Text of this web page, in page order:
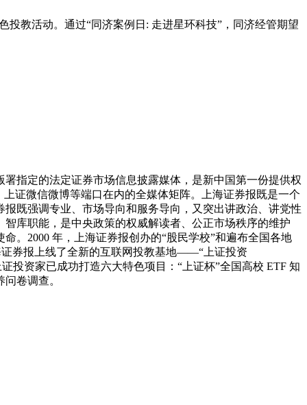
教活动。通过“同济案例日: 走进星环科技”，同济经管期望
指定的法定证券市场信息披露媒体，是新中国第一份提供权
证微信微博等端口在内的全媒体矩阵。上海证券报既是一个
既强调专业、市场导向和服务导向，又突出讲政治、讲党性
库职能，是中央政策的权威解读者、公正市场秩序的维护
。2000 年，上海证券报创办的“股民学校”和遍布全国各地
证券报上线了全新的互联网投教基地——“上证投资
投资家已成功打造六大特色项目：“上证杯”全国高校 ETF 知
卷调查。